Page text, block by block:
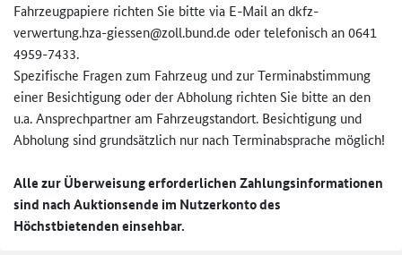
Fahrzeugpapiere richten Sie bitte via E-Mail an dkfz-
verwertung.hza-giessen@zo­ll.bund.de oder telefonisch an 0641
4959-7433.
Spezifische Fragen zum Fahrzeug und zur Terminabstimmung
einer Besichtigung oder der Abholung richten Sie bitte an den
u.a. Ansprechpartner am Fahrzeugstandort. Besichtigung und
Abholung sind grundsätzlich nur nach Terminabsprache möglich!
Alle zur Überweisung erforderlichen Zahlungsinformationen
sind nach Auktionsende im Nutzerkonto des
Höchstbietenden einsehbar.